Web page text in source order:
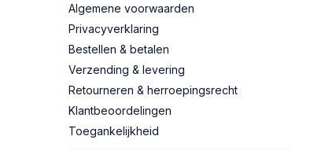
Algemene voorwaarden
Privacyverklaring
Bestellen & betalen
Verzending & levering
Retourneren & herroepingsrecht
Klantbeoordelingen
Toegankelijkheid